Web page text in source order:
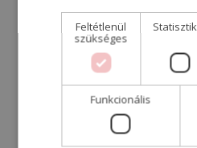
Raktárost
Raktározás,
Svédország
Szállítás –
Szállítás
Feltétlenül
szükséges
Funkcionális